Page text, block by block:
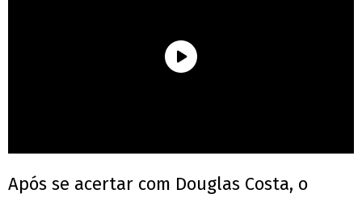
Após se acertar com Douglas Costa, o